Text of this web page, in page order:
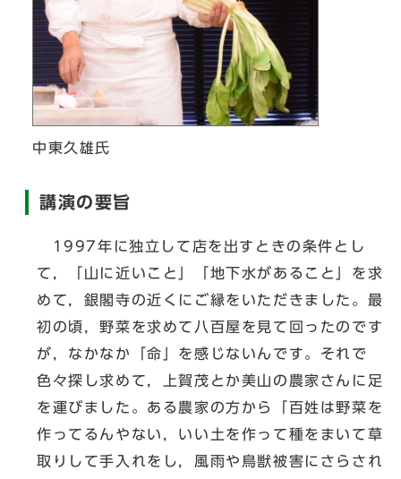
中東久雄氏
講演の要旨
1997年に独立して店を出すときの条件とし
て，「山に近いこと」「地下水があること」を求
めて，銀閣寺の近くにご縁をいただきました。最
初の頃，野菜を求めて八百屋を見て回ったのです
が，なかなか「命」を感じないんです。それで
色々探し求めて，上賀茂とか美山の農家さんに足
を運びました。ある農家の方から「百姓は野菜を
作ってるんやない，いい土を作って種をまいて草
取りして手入れをし，風雨や鳥獣被害にさらされ